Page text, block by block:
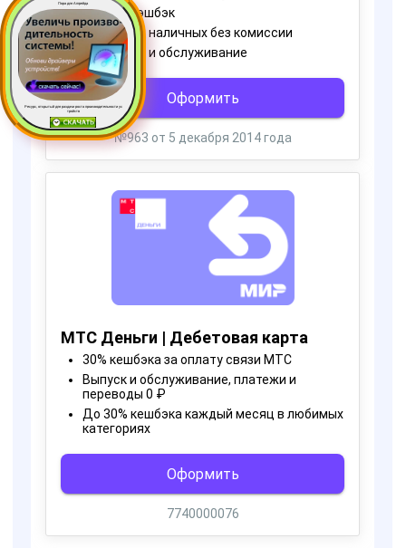
Пора для Апгрейда
Ресурс, открытый для раздачи роста производительности ус
тройств